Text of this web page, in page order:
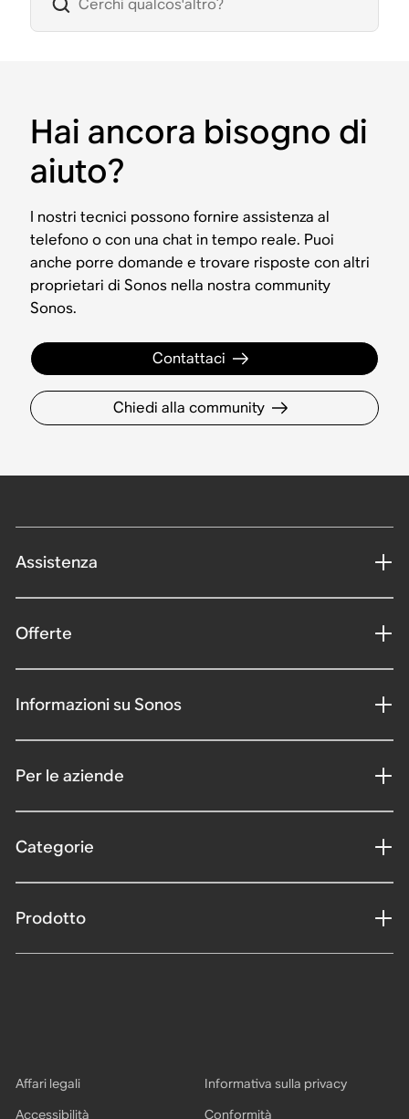
Hai ancora bisogno di
aiuto?
I nostri tecnici possono fornire assistenza al
telefono o con una chat in tempo reale. Puoi
anche porre domande e trovare risposte con altri
proprietari di Sonos nella nostra community
Sonos.
Contattaci
Chiedi alla community
Assistenza
Offerte
Informazioni su Sonos
Per le aziende
Categorie
Prodotto
Affari legali
Informativa sulla privacy
Accessibilità
Conformità